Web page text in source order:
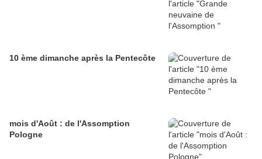
10 ème dimanche après la Pentecôte
mois d'Août : de l'Assomption
Pologne